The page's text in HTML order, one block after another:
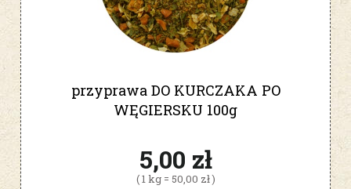
przyprawa DO KURCZAKA PO
WĘGIERSKU 100g
5,00 zł
( 1 kg = 50,00 zł )